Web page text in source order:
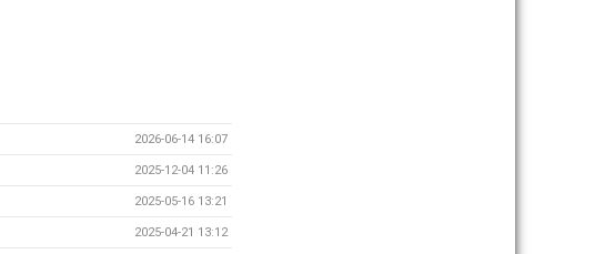
2026-06-14 16:07
2025-12-04 11:26
2025-05-16 13:21
2025-04-21 13:12